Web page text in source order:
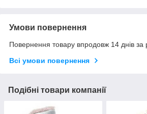
Умови повернення
Повернення товару впродовж 14 днів за
Всі умови повернення
Подібні товари компанії